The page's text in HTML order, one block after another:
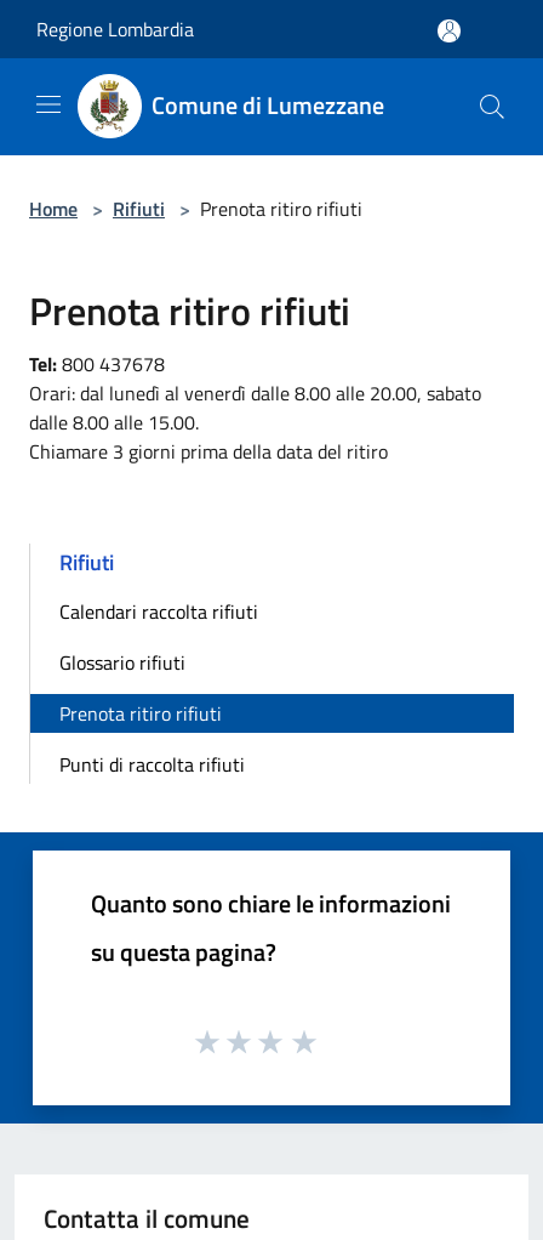
Regione Lombardia
Comune di Lumezzane
Home > Rifiuti > Prenota ritiro rifiuti
Prenota ritiro rifiuti
Tel:800 437678
Orari: dal lunedì al venerdì dalle 8.00 alle 20.00, sabato
dalle 8.00 alle 15.00.
Chiamare 3 giorni prima della data del ritiro
Rifiuti
Calendari raccolta rifiuti
Glossario rifiuti
Prenota ritiro rifiuti
Punti di raccolta rifiuti
Quanto sono chiare le informazioni
su questa pagina?
Contatta il comune